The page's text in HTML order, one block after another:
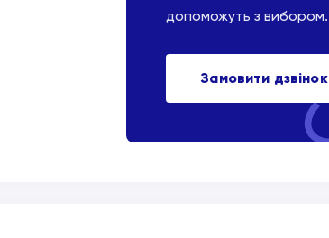
допоможуть з вибором.
Замовити дзвінок